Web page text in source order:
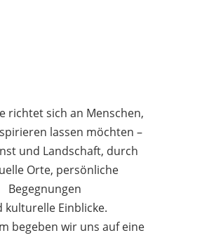
richtet sich an Menschen,
lassen möchten –
und Landschaft, durch
Orte, persönliche
Begegnungen
kulturelle Einblicke.
begeben wir uns auf eine